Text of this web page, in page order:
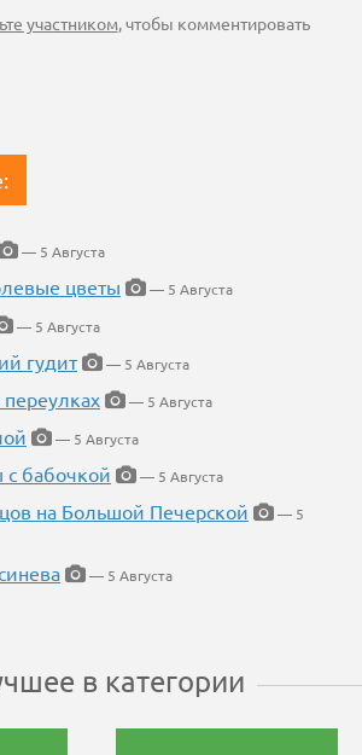
участником, чтобы комментировать
— 5 Августа
цветы
— 5 Августа
— 5 Августа
гудит
— 5 Августа
— 5 Августа
— 5 Августа
с бабочкой
— 5 Августа
на Большой Печерской
— 5
— 5 Августа
в категории